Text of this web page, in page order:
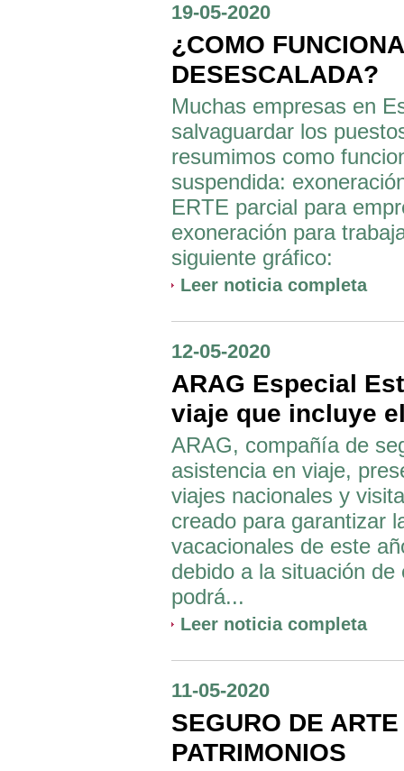
19-05-2020
¿COMO
DESESCALADA?
Muchas empresas en
salvaguardar los
resumimos como
suspendida:
ERTE parcial para
exoneración para
siguiente gráfico:
Leer noticia completa
12-05-2020
ARAG Especial
viaje que incluye
ARAG, compañía de
asistencia en viaje,
viajes nacionales y
creado para garantizar
vacacionales de este
debido a la situación
podrá...
Leer noticia completa
11-05-2020
SEGURO DE
PATRIMONIOS